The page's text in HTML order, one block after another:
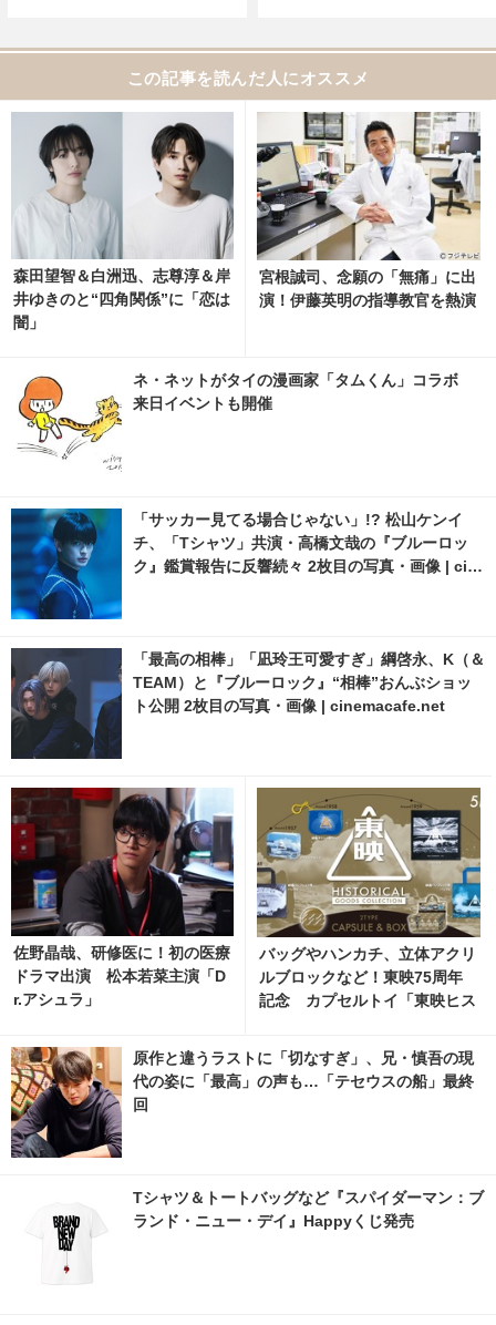
この記事を読んだ人にオススメ
森田望智＆白洲迅、志尊淳＆岸
井ゆきのと“四角関係”に「恋は
闇」
宮根誠司、念願の「無痛」に出
演！伊藤英明の指導教官を熱演
ネ・ネットがタイの漫画家「タムくん」コラボ
来日イベントも開催
「サッカー見てる場合じゃない」!? 松山ケンイ
チ、「Tシャツ」共演・高橋文哉の『ブルーロッ
ク』鑑賞報告に反響続々 2枚目の写真・画像 | cin
「最高の相棒」「凪玲王可愛すぎ」綱啓永、K（＆
TEAM）と『ブルーロック』“相棒”おんぶショッ
ト公開 2枚目の写真・画像 | cinemacafe.net
佐野晶哉、研修医に！初の医療
ドラマ出演 松本若菜主演「D
r.アシュラ」
バッグやハンカチ、立体アクリ
ルブロックなど！東映75周年
記念 カプセルトイ「東映ヒス
8月発売
原作と違うラストに「切なすぎ」、兄・慎吾の現
代の姿に「最高」の声も…「テセウスの船」最終
回
Tシャツ＆トートバッグなど『スパイダーマン：ブ
ランド・ニュー・デイ』Happyくじ発売